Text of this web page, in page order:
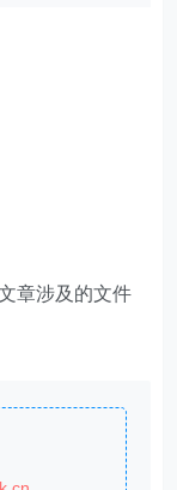
章涉及的文件